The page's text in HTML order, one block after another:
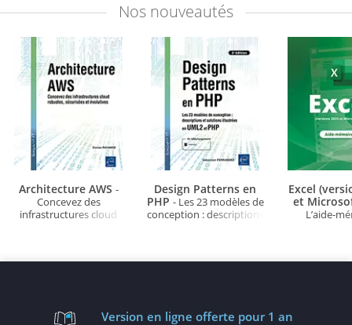
Nos nouveautés
Architecture AWS -
Concevez des
infrastructures cloud
Design Patterns en
PHP - Les 23 modèles de
conception : descriptions
Excel
et
L’aide-
Version en ligne offerte pour 1 an